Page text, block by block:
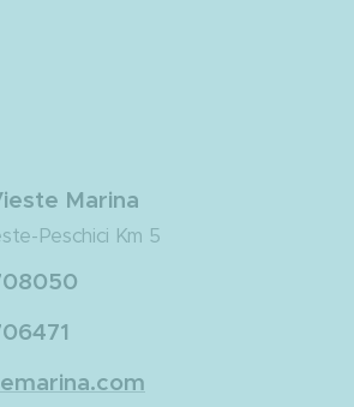
Marina
Peschici Km 5